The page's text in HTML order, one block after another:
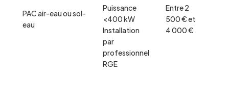
PAC air-eau ou sol-
eau
Puissance
<400 kW
Installation
par
professionnel
RGE
Entre 2
500 € et
4 000 €